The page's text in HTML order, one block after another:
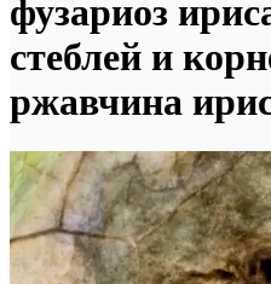
фузариоз
стеблей и
ржавчина